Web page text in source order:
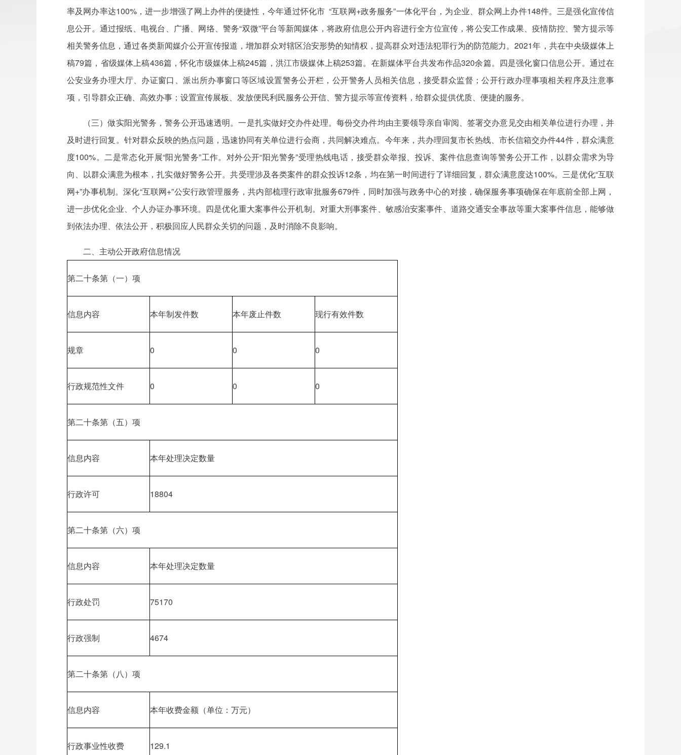
率及网办率达100%，进一步增强了网上办件的便捷性，今年通过怀化市 “互联网+政务服务”一体化平台，为企业、群众网上办件148件。三是强化宣传信
息公开。通过报纸、电视台、广播、网络、警务“双微”平台等新闻媒体，将政府信息公开内容进行全方位宣传，将公安工作成果、疫情防控、警方提示等
相关警务信息，通过各类新闻媒介公开宣传报道，增加群众对辖区治安形势的知情权，提高群众对违法犯罪行为的防范能力。2021年，共在中央级媒体上
稿79篇，省级媒体上稿436篇，怀化市级媒体上稿245篇，洪江市级媒体上稿253篇。在新媒体平台共发布作品320余篇。四是强化窗口信息公开。通过在
公安业务办理大厅、办证窗口、派出所办事窗口等区域设置警务公开栏，公开警务人员相关信息，接受群众监督；公开行政办理事项相关程序及注意事
项，引导群众正确、高效办事；设置宣传展板、发放便民利民服务公开信、警方提示等宣传资料，给群众提供优质、便捷的服务。
（三）做实阳光警务，警务公开迅速透明。一是扎实做好交办件处理。每份交办件均由主要领导亲自审阅、签署交办意见交由相关单位进行办理，并
及时进行回复。针对群众反映的热点问题，迅速协同有关单位进行会商，共同解决难点。今年来，共办理回复市长热线、市长信箱交办件44件，群众满意
度100%。二是常态化开展“阳光警务”工作。对外公开“阳光警务”受理热线电话，接受群众举报、投诉、案件信息查询等警务公开工作，以群众需求为导
向、以群众满意为根本，扎实做好警务公开。共受理涉及各类案件的群众投诉12条，均在第一时间进行了详细回复，群众满意度达100%。三是优化“互联
网+”办事机制。深化“互联网+”公安行政管理服务，共内部梳理行政审批服务679件，同时加强与政务中心的对接，确保服务事项确保在年底前全部上网，
进一步优化企业、个人办证办事环境。四是优化重大案事件公开机制。对重大刑事案件、敏感治安案事件、道路交通安全事故等重大案事件信息，能够做
到依法办理、依法公开，积极回应人民群众关切的问题，及时消除不良影响。
二、主动公开政府信息情况
第二十条第（一）项
信息内容 本年制发件数 本年废止件数 现行有效件数
规章 0 0 0
行政规范性文件 0 0 0
第二十条第（五）项
信息内容 本年处理决定数量
行政许可 18804
第二十条第（六）项
信息内容 本年处理决定数量
行政处罚 75170
行政强制 4674
第二十条第（八）项
信息内容 本年收费金额（单位：万元）
行政事业性收费 129.1